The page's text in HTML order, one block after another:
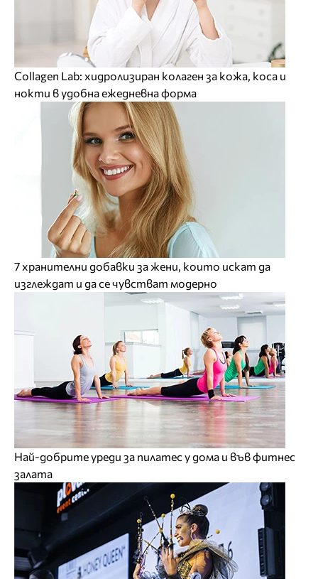
Collagen Lab: хидролизиран колаген за кожа, коса и
нокти в удобна ежедневна форма
7 хранителни добавки за жени, които искат да
изглеждат и да се чувстват модерно
Най-добрите уреди за пилатес у дома и във фитнес
залата